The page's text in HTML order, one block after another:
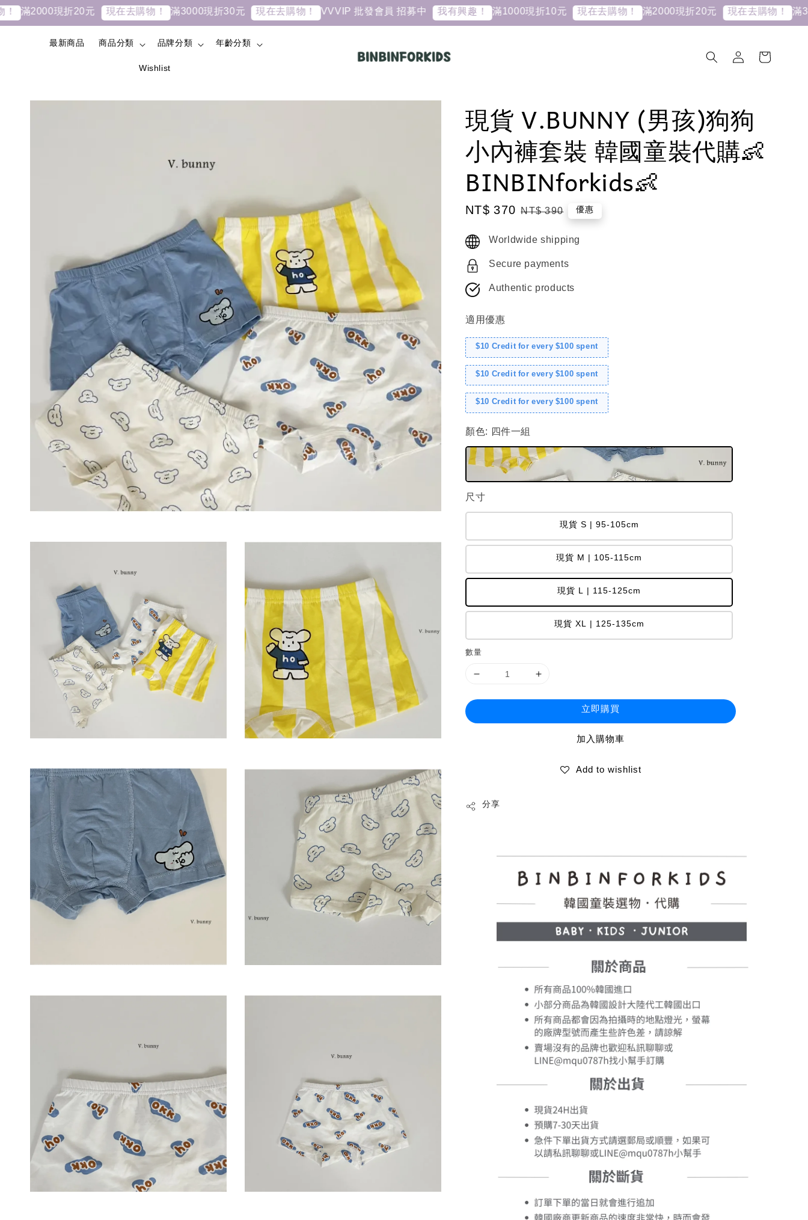
2000現折20元 現在去購物！ 滿3000現折30元 現在去購物！ VVVIP 批發會員 招募中 我有興趣！ 滿1000現折10元 現在去購物！ 滿2000現折20元 現在去購物！ 滿3000
最新商品 商品分類 品牌分類 年齡分類
Wishlist
現貨 V.BUNNY (男孩)狗狗
小內褲套裝 韓國童裝代購👶
BINBINforkids👶
Sale
NT$ 370 Regular
NT$ 390 優惠
Worldwide shipping
Secure payments
Authentic products
適用優惠
$10 Credit for every $100 spent
$10 Credit for every $100 spent
$10 Credit for every $100 spent
顏色: 四件一組
尺寸
現貨 S | 95-105cm
現貨 M | 105-115cm
現貨 L | 115-125cm
現貨 XL | 125-135cm
數量
立即購買
加入購物車
Add to wishlist
分享